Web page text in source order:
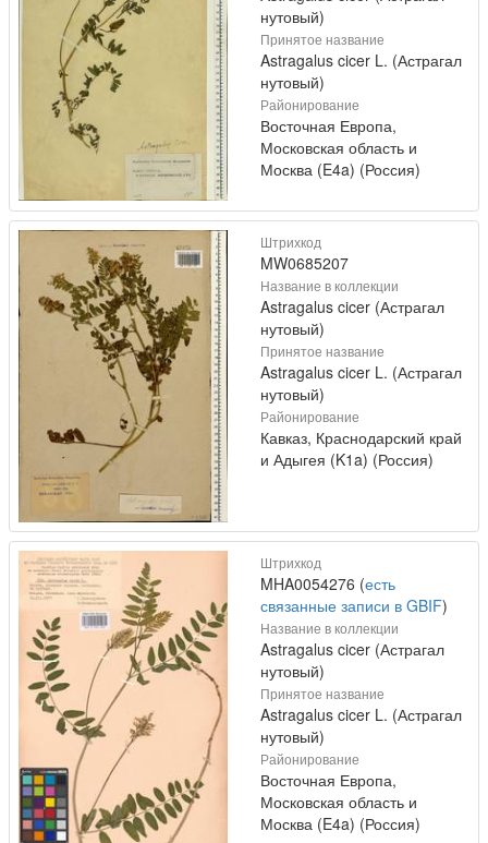
нутовый)
Принятое название
Astragalus cicer L. (Астрагал
нутовый)
Районирование
Восточная Европа,
Московская область и
Москва (E4a) (Россия)
Штрихкод
MW0685207
Название в коллекции
Astragalus cicer (Астрагал
нутовый)
Принятое название
Astragalus cicer L. (Астрагал
нутовый)
Районирование
Кавказ, Краснодарский край
и Адыгея (K1a) (Россия)
Штрихкод
MHA0054276 (есть
связанные записи в GBIF)
Название в коллекции
Astragalus cicer (Астрагал
нутовый)
Принятое название
Astragalus cicer L. (Астрагал
нутовый)
Районирование
Восточная Европа,
Московская область и
Москва (E4a) (Россия)